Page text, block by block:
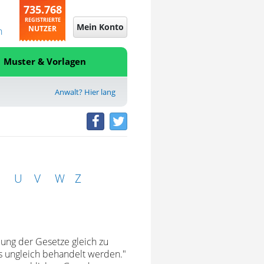
735.768
REGISTRIERTE
NUTZER Mein Konto
Muster & Vorlagen
Anwalt? Hier lang
U V W Z
der Gesetze gleich zu
ungleich behandelt werden."